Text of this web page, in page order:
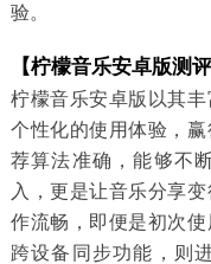
验。
【柠檬音乐安卓版测评
柠檬音乐安卓版以其
个性化的使用体验，
荐算法准确，能够不
入，更是让音乐分享
作流畅，即便是初次
跨设备同步功能，则